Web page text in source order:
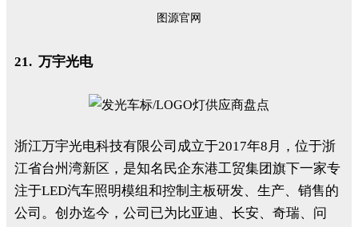
图源官网
21. 万宇光电
浙江万宇光电科技有限公司成立于2017年8月，位于浙
江省台州湾新区，是知名民企东港工贸集团旗下一家专
注于LED汽车照明模组和控制主板研发、生产、销售的
公司。创办迄今，公司已为比亚迪、长安、奇瑞、问